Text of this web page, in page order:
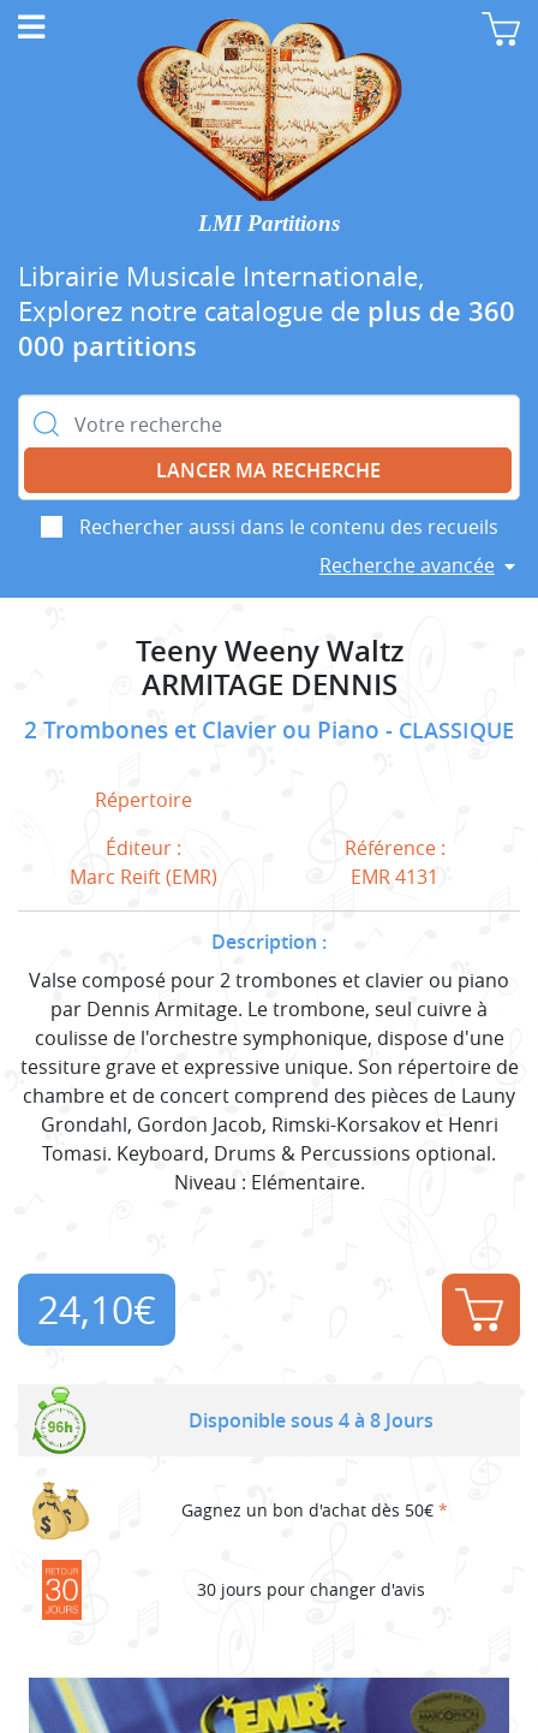
LMI Partitions
Librairie Musicale Internationale,
Explorez notre catalogue de plus de 360
000 partitions
Rechercher :
Rechercher aussi dans le contenu des recueils
Recherche avancée
Teeny Weeny Waltz
ARMITAGE DENNIS
2 Trombones et Clavier ou Piano CLASSIQUE
Répertoire
Éditeur :
Marc Reift (EMR)
Référence :
EMR 4131
Description :
Valse composé pour 2 trombones et clavier ou piano
par Dennis Armitage. Le trombone, seul cuivre à
coulisse de l'orchestre symphonique, dispose d'une
tessiture grave et expressive unique. Son répertoire de
chambre et de concert comprend des pièces de Launy
Grondahl, Gordon Jacob, Rimski-Korsakov et Henri
Tomasi. Keyboard, Drums & Percussions optional.
Niveau : Elémentaire.
24,10€
Disponible sous 4 à 8 Jours
Gagnez un bon d'achat dès 50€ *
30 jours pour changer d'avis